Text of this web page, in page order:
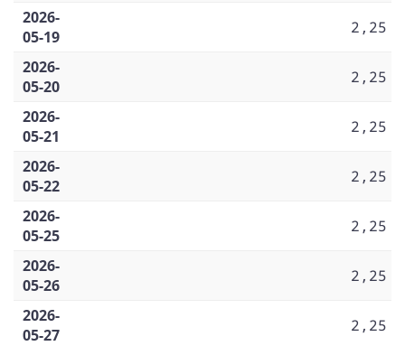
2026-
05-19
2,25
2026-
05-20
2,25
2026-
05-21
2,25
2026-
05-22
2,25
2026-
05-25
2,25
2026-
05-26
2,25
2026-
05-27
2,25